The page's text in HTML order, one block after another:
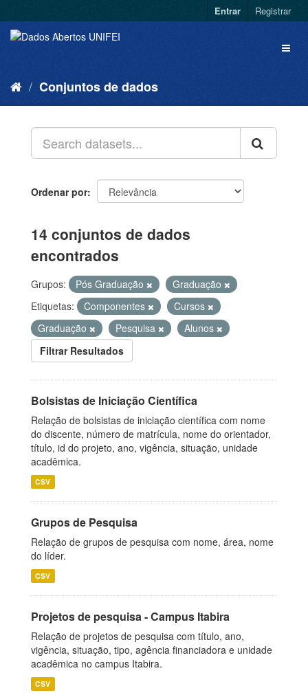
Entrar Registrar
Conjuntos de dados
Ordenar por
14 conjuntos de dados
encontrados
Grupos: Pós Graduação
Graduação
Etiquetas:
Componentes
Cursos
Graduação
Pesquisa
Alunos
Filtrar Resultados
Bolsistas de Iniciação Científica
Relação de bolsistas de iniciação científica com nome
do discente, número de matrícula, nome do orientador,
título, id do projeto, ano, vigência, situação, unidade
acadêmica.
CSV
Grupos de Pesquisa
Relação de grupos de pesquisa com nome, área, nome
do líder.
CSV
Projetos de pesquisa - Campus Itabira
Relação de projetos de pesquisa com título, ano,
vigência, situação, tipo, agência financiadora e unidade
acadêmica no campus Itabira.
CSV